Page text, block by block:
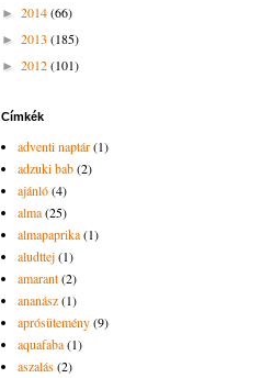
► 2014(66)
► 2013 (185)
► 2012(101)
Címkék
adventi naptár(1)
adzuki bab(2)
ajánló(4)
alma(25)
almapaprika(1)
aludttej(1)
amarant(2)
ananász(1)
aprósütemény(9)
aquafaba(1)
aszalás(2)